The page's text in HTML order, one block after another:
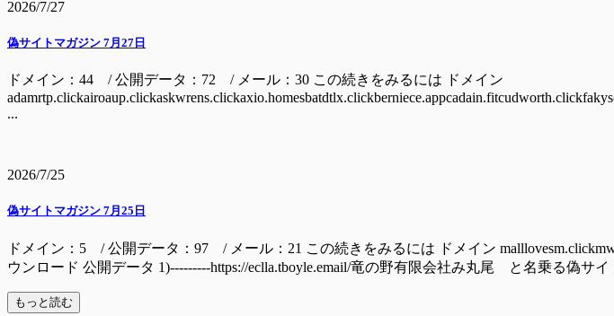
2026/7/27
偽サイトマガジン 7月27日
ドメイン：44 / 公開データ：72 / メール：30 この続きをみるには ドメイン
...
2026/7/25
偽サイトマガジン 7月25日
ドメイン：5 / 公開データ：97 / メール：21 この続きをみるには ドメイン
ウンロード 公開データ 1)---------https://eclla.tboyle.email/竜の野有限会社み丸尾 と名乗る偽サイ
もっと読む